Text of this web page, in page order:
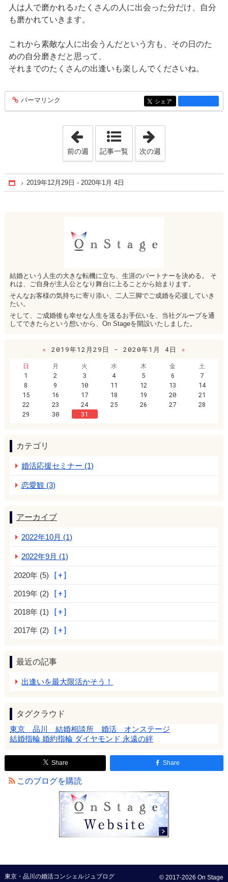
人は人で磨かれる♪たくさんの人に出会った分だけ、自分
も磨かれていきます。
これから素敵な人に出会うんだという方も、その日のた
めの自分磨きだと思って、
それまでのたくさんの出逢いも楽しんでくださいね。
entry1286
パーマリンク entry1286
シェア
「2019年11月17日 - 2019年11月23日」
前の週 記事一覧 次の週
Home
2019年12月29日 - 2020年1月 4日
結婚という人生の大きな転機に立ち、生涯のパートナーを決める。 そ
れは、ご自身が主人公となり舞台に上ることから始まります。
そんなお客様の気持ちに寄り添い、二人三脚でご成婚を応援していき
たい。
そして、ご成婚後も幸せな人生を送るお手伝いを、当社グループを通
してできたらという想いから、On Stageを開設いたしました。
« 2019年12月29日 - 2020年1月 4日
»
日
月 火 水 木 金
土
1
2 3 4 5 6
7
8
9 10 11 12 13
14
15
16 17 18 19 20
21
22
23 24 25 26 27
28
29
30 31
カテゴリ
婚活応援セミナー (1)
恋愛観 (3)
アーカイブ
2022年10月 (1)
2022年9月 (1)
2020年 (5)
2019年 (2)
2018年 (1)
2017年 (2)
最近の記事
出逢いを最大限活かそう！
タグクラウド
東京 品川 結婚相談所 婚活 オンステージ
結婚指輪 婚約指輪 ダイヤモンド 永遠の絆
Share Share
このブログを購読
© 2017-2026 On Stage
東京・品川の婚活コンシェルジュブログ